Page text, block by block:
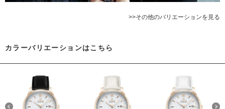
>>その他のバリエーションを見る
カラーバリエーションはこちら